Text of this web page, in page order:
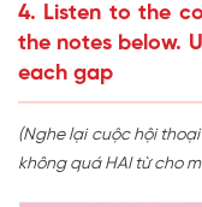
4. Listen to the
the notes below.
each gap
(Nghe lại cuộc hội
không quá HAI từ cho